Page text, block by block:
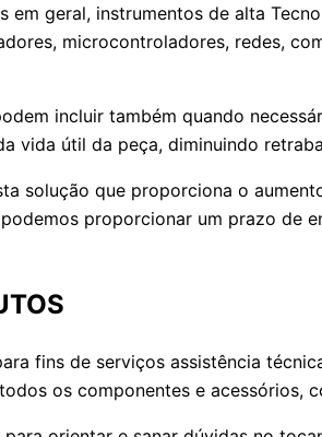
geral, instrumentos de alta
microcontroladores, redes,
incluir também quando
útil da peça, diminuindo
solução que proporciona o
proporcionar um prazo de
fins de serviços assistência
os componentes e acessórios,